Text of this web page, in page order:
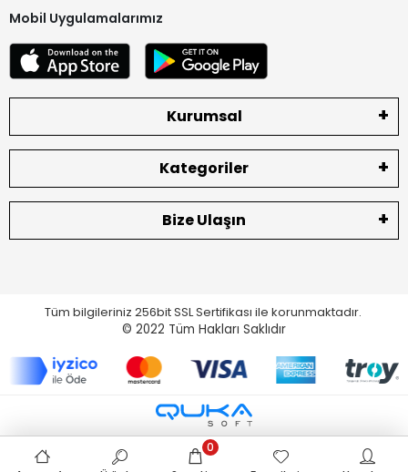
Mobil Uygulamalarımız
Kurumsal
Kategoriler
Bize Ulaşın
Tüm bilgileriniz 256bit SSL Sertifikası ile korunmaktadır.
© 2022 Tüm Hakları Saklıdır
0